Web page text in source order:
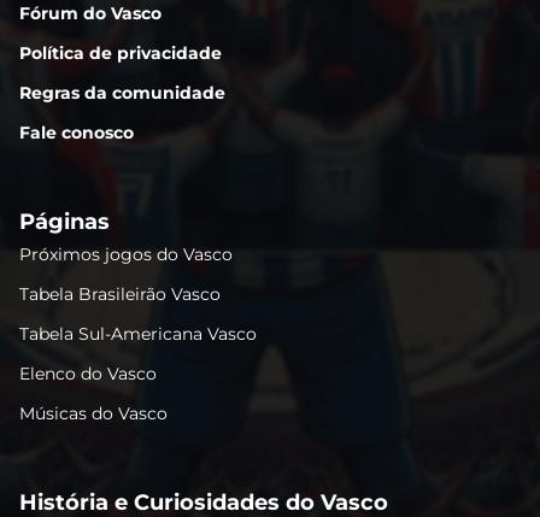
Fórum do Vasco
Política de privacidade
Regras da comunidade
Fale conosco
Páginas
Próximos jogos do Vasco
Tabela Brasileirão Vasco
Tabela Sul-Americana Vasco
Elenco do Vasco
Músicas do Vasco
História e Curiosidades do Vasco